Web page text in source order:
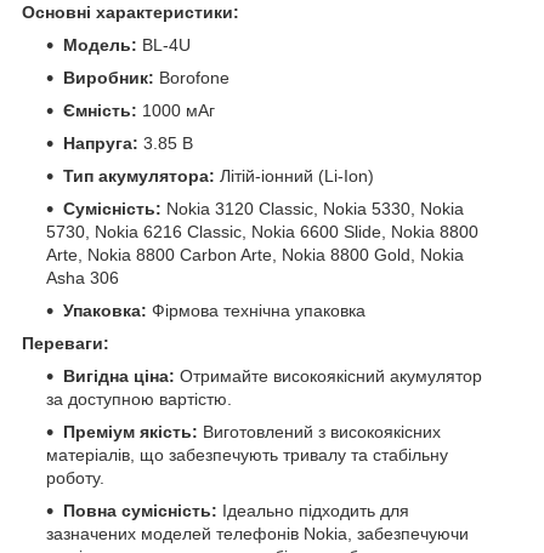
Основні характеристики:
Модель: BL-4U
Виробник: Borofone
Ємність: 1000 мАг
Напруга: 3.85 В
Тип акумулятора: Літій-іонний (Li-Ion)
Сумісність: Nokia 3120 Classic, Nokia 5330, Nokia
5730, Nokia 6216 Classic, Nokia 6600 Slide, Nokia 8800
Arte, Nokia 8800 Carbon Arte, Nokia 8800 Gold, Nokia
Asha 306
Упаковка: Фірмова технічна упаковка
Переваги:
Вигідна ціна: Отримайте високоякісний акумулятор
за доступною вартістю.
Преміум якість: Виготовлений з високоякісних
матеріалів, що забезпечують тривалу та стабільну
роботу.
Повна сумісність: Ідеально підходить для
зазначених моделей телефонів Nokia, забезпечуючи